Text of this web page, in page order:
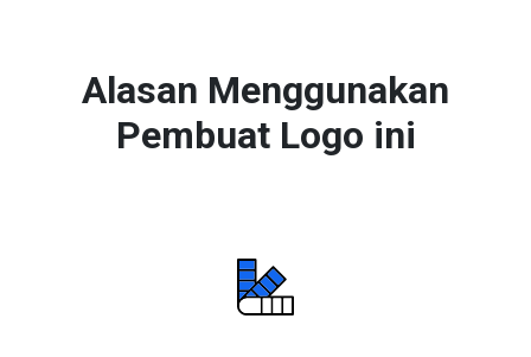
Alasan Menggunakan
Pembuat Logo ini